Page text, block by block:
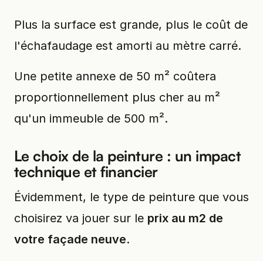
Plus la surface est grande, plus le coût de
l'échafaudage est amorti au mètre carré.
Une petite annexe de 50 m² coûtera
proportionnellement plus cher au m²
qu'un immeuble de 500 m².
Le choix de la peinture : un impact
technique et financier
Évidemment, le type de peinture que vous
choisirez va jouer sur le prix au m2 de
votre façade neuve.